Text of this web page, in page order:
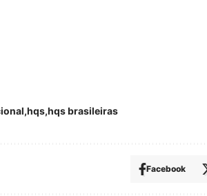
hqs hqs brasileiras
Facebook